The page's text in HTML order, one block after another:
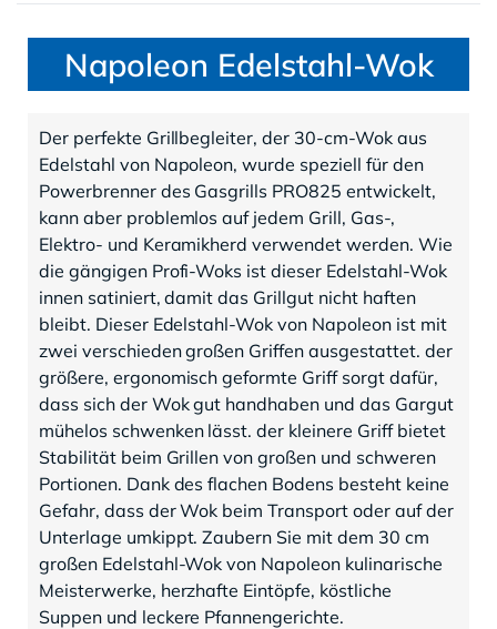
Napoleon Edelstahl-Wok
Der perfekte Grillbegleiter, der 30-cm-Wok aus
Edelstahl von Napoleon, wurde speziell für den
Powerbrenner des Gasgrills PRO825 entwickelt,
kann aber problemlos auf jedem Grill, Gas-,
Elektro- und Keramikherd verwendet werden. Wie
die gängigen Profi-Woks ist dieser Edelstahl-Wok
innen satiniert, damit das Grillgut nicht haften
bleibt. Dieser Edelstahl-Wok von Napoleon ist mit
zwei verschieden großen Griffen ausgestattet. der
größere, ergonomisch geformte Griff sorgt dafür,
dass sich der Wok gut handhaben und das Gargut
mühelos schwenken lässt. der kleinere Griff bietet
Stabilität beim Grillen von großen und schweren
Portionen. Dank des flachen Bodens besteht keine
Gefahr, dass der Wok beim Transport oder auf der
Unterlage umkippt. Zaubern Sie mit dem 30 cm
großen Edelstahl-Wok von Napoleon kulinarische
Meisterwerke, herzhafte Eintöpfe, köstliche
Suppen und leckere Pfannengerichte.